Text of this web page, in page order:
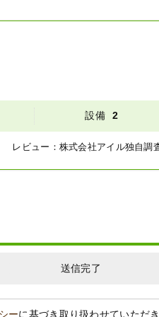
設備 2
レビュー： 株式会社アイル独自調
送信完了
ーに基づき取り扱わせていただ